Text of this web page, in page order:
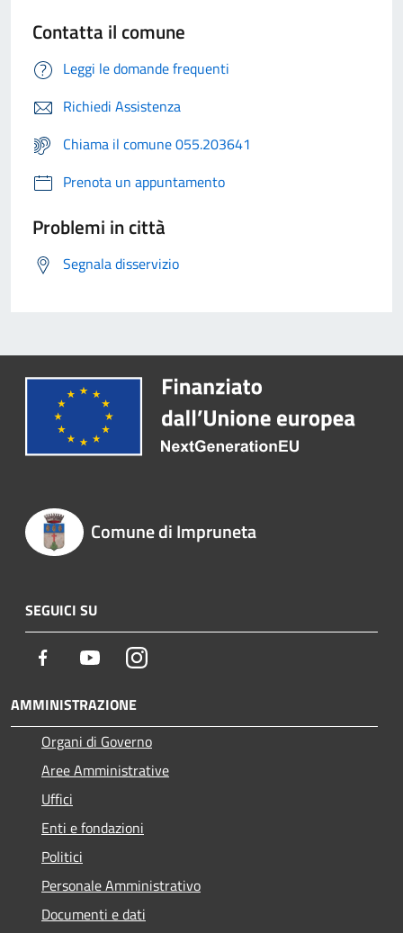
Contatta il comune
Leggi le domande frequenti
Richiedi Assistenza
Chiama il comune 055.203641
Prenota un appuntamento
Problemi in città
Segnala disservizio
Comune di Impruneta
SEGUICI SU
Facebook YoutubeInstagram
AMMINISTRAZIONE
Organi di Governo
Aree Amministrative
Uffici
Enti e fondazioni
Politici
Personale Amministrativo
Documenti e dati